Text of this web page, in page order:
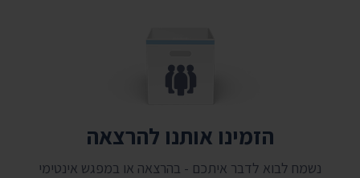
הזמינו אותנו להרצאה
נשמח לבוא לדבר איתכם - בהרצאה או במפגש אינטימי